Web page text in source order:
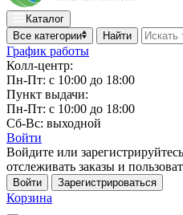
Каталог
Все категории
Найти
График работы
Колл-центр:
Пн-Пт: с 10:00 до 18:00
Пункт выдачи:
Пн-Пт: с 10:00 до 18:00
Сб-Вс: выходной
Войти
Войдите или
отслеживать заказы и
Войти Зарегистрироваться
Корзина